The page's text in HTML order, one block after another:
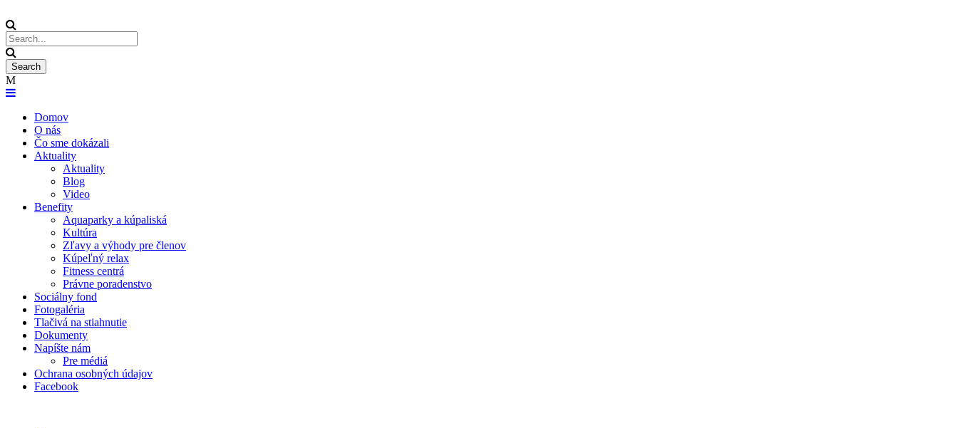
Domov
O nás
Čo sme dokázali
Aktuality
Aktuality
Blog
Video
Benefity
Aquaparky a kúpaliská
Kultúra
Zľavy a výhody pre členov
Kúpeľný relax
Fitness centrá
Právne poradenstvo
Sociálny fond
Fotogaléria
Tlačivá na stiahnutie
Dokumenty
Napíšte nám
Pre médiá
Ochrana osobných údajov
Facebook